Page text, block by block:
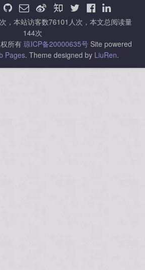
次，本站访客数76101 人次，本文总阅读量
144次
所有 琼ICP备20000635号 Site powered
Pages. Theme designed by LiuRen.